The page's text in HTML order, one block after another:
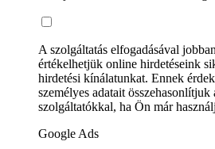
A szolgáltatás elfogadásával
értékelhetjük online hirdetéseink
hirdetési kínálatunkat. Ennek
személyes adatait
szolgáltatókkal, ha Ön már
Google Ads